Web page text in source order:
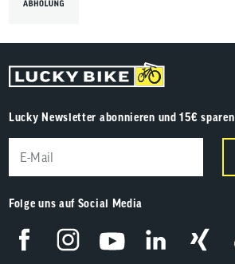
Lucky Newsletter abonnieren und 15€ sparen
Folge uns auf Social Media